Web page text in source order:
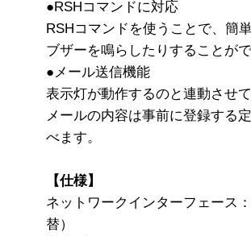
●RSHコマンドに対応
RSHコマンドを使うことで、簡
ブザーを鳴らしたりすることが
●メール送信機能
表示灯が動作するのと連動させ
メールの内容は事前に登録する
べます。
【仕様】
ネットワークインターフェース
替）